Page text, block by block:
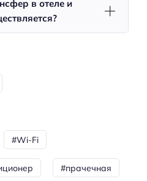
сайз
в отеле и
#Wi-Fi
#прачечная